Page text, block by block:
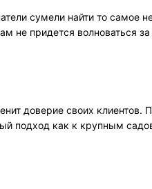
сумели найти то самое
придется волноваться
доверие своих клиентов.
подход как к крупным